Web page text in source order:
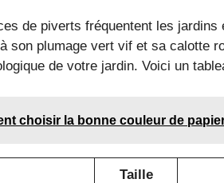
de piverts fréquentent les
son plumage vert vif et sa calotte
de votre jardin. Voici un
choisir la bonne couleur de
Taille